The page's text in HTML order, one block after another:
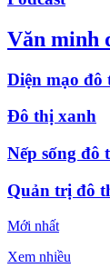
Văn minh
Diện mạo đô
Đô thị xanh
Nếp sống đô
Quản trị đô
Mới nhất
Xem nhiều